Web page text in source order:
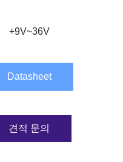
+9V~36V
Datasheet
견적 문의